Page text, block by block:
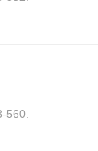
560.